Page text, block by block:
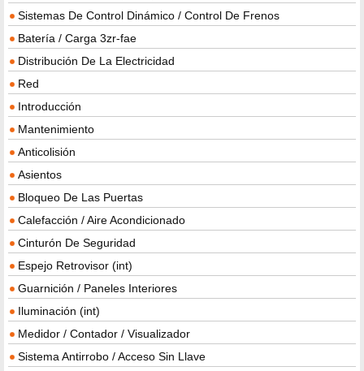
Sistemas De Control Dinámico / Control De Frenos
Batería / Carga 3zr-fae
Distribución De La Electricidad
Red
Introducción
Mantenimiento
Anticolisión
Asientos
Bloqueo De Las Puertas
Calefacción / Aire Acondicionado
Cinturón De Seguridad
Espejo Retrovisor (int)
Guarnición / Paneles Interiores
Iluminación (int)
Medidor / Contador / Visualizador
Sistema Antirrobo / Acceso Sin Llave